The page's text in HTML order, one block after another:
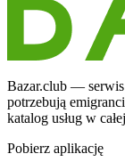
Bazar.club — serwis
potrzebują
katalog usług w
Pobierz aplikację